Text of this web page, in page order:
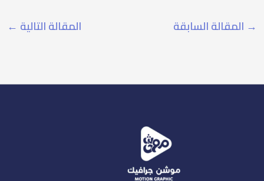
→ المقالة السابقة المقالة التالية ←